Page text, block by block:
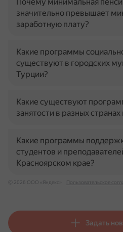
значительно превышает
заработную плату?
Какие программы
существуют в городских
Турции?
Какие существуют
занятости в разных
Какие программы
студентов и
Красноярском крае?
© 2026 ООО «Яндекс» Пользовательское
Задать